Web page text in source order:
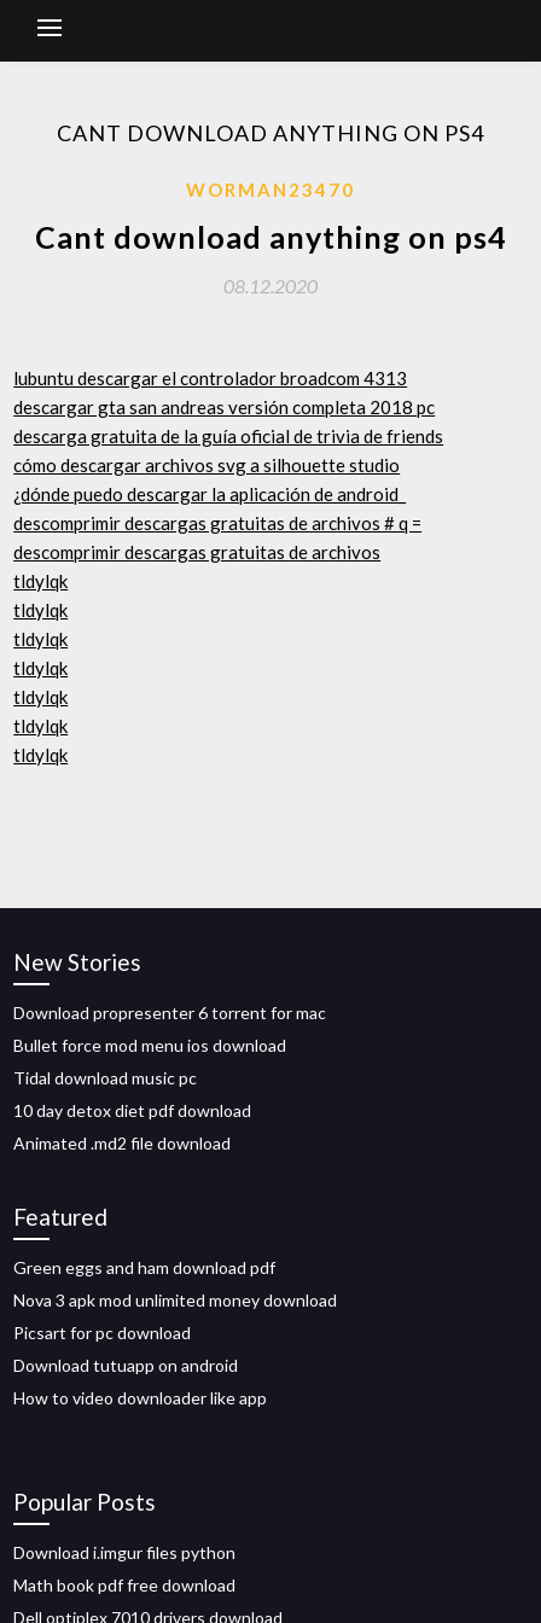
CANT DOWNLOAD ANYTHING ON PS4
WORMAN23470
Cant download anything on ps4
08.12.2020
lubuntu descargar el controlador broadcom 4313
descargar gta san andreas versión completa 2018 pc
descarga gratuita de la guía oficial de trivia de friends
cómo descargar archivos svg a silhouette studio
¿dónde puedo descargar la aplicación de android_
descomprimir descargas gratuitas de archivos # q =
descomprimir descargas gratuitas de archivos
tldylqk
tldylqk
tldylqk
tldylqk
tldylqk
tldylqk
tldylqk
New Stories
Download propresenter 6 torrent for mac
Bullet force mod menu ios download
Tidal download music pc
10 day detox diet pdf download
Animated .md2 file download
Featured
Green eggs and ham download pdf
Nova 3 apk mod unlimited money download
Picsart for pc download
Download tutuapp on android
How to video downloader like app
Popular Posts
Download i.imgur files python
Math book pdf free download
Dell optiplex 7010 drivers download